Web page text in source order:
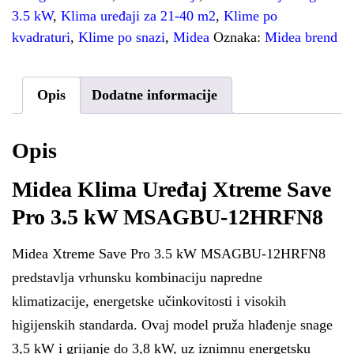
3.5 kW, Klima uređaji za 21-40 m2, Klime po
kvadraturi, Klime po snazi, Midea Oznaka: Midea brend
Opis Dodatne informacije
Opis
Midea Klima Uređaj Xtreme Save
Pro 3.5 kW MSAGBU-12HRFN8
Midea Xtreme Save Pro 3.5 kW MSAGBU-12HRFN8
predstavlja vrhunsku kombinaciju napredne
klimatizacije, energetske učinkovitosti i visokih
higijenskih standarda. Ovaj model pruža hlađenje snage
3,5 kW i grijanje do 3,8 kW, uz iznimnu energetsku